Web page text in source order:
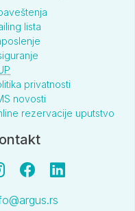
lista
privatnosti
novosti
rezervacije uputstvo